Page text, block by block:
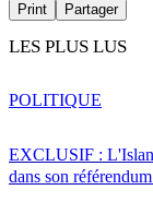
Print Partager
LES PLUS LUS
EXCLUSIF :
dans son
POLITIQUE